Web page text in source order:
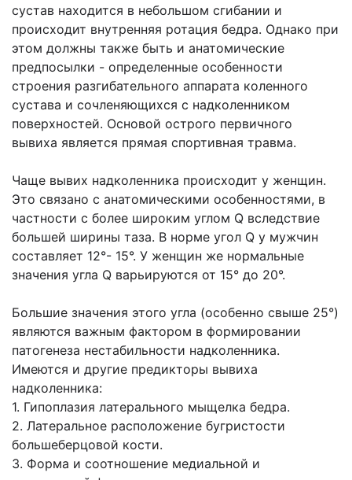
сустав находится в небольшом сгибании и
происходит внутренняя ротация бедра. Однако при
этом должны также быть и анатомические
предпосылки - определенные особенности
строения разгибательного аппарата коленного
сустава и сочленяющихся с надколенником
поверхностей. Основой острого первичного
вывиха является прямая спортивная травма.
Чаще вывих надколенника происходит у женщин.
Это связано с анатомическими особенностями, в
частности с более широким углом Q вследствие
большей ширины таза. В норме угол Q у мужчин
составляет 12°- 15°. У женщин же нормальные
значения угла Q варьируются от 15° до 20°.
Большие значения этого угла (особенно свыше 25°)
являются важным фактором в формировании
патогенеза нестабильности надколенника.
Имеются и другие предикторы вывиха
надколенника:
1. Гипоплазия латерального мыщелка бедра.
2. Латеральное расположение бугристости
большеберцовой кости.
3. Форма и соотношение медиальной и